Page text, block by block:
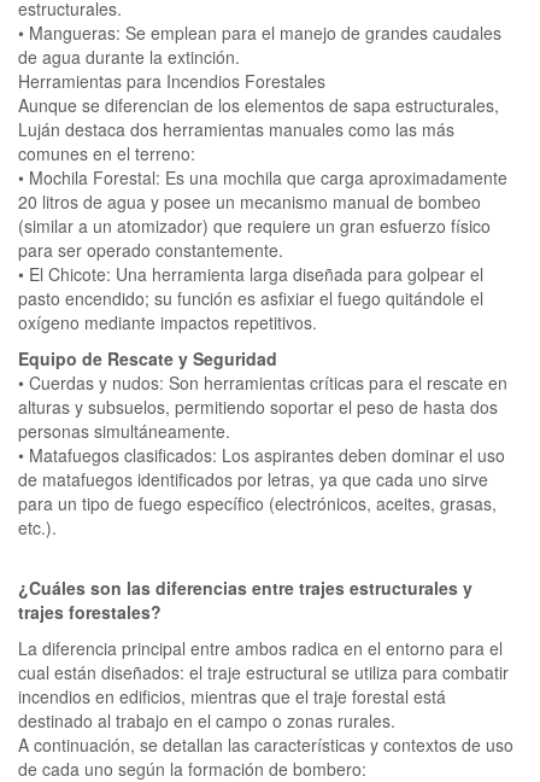
estructurales.
• Mangueras: Se emplean para el manejo de grandes caudales
de agua durante la extinción.
Herramientas para Incendios Forestales
Aunque se diferencian de los elementos de sapa estructurales,
Luján destaca dos herramientas manuales como las más
comunes en el terreno:
• Mochila Forestal: Es una mochila que carga aproximadamente
20 litros de agua y posee un mecanismo manual de bombeo
(similar a un atomizador) que requiere un gran esfuerzo físico
para ser operado constantemente.
• El Chicote: Una herramienta larga diseñada para golpear el
pasto encendido; su función es asfixiar el fuego quitándole el
oxígeno mediante impactos repetitivos.
Equipo de Rescate y Seguridad
• Cuerdas y nudos: Son herramientas críticas para el rescate en
alturas y subsuelos, permitiendo soportar el peso de hasta dos
personas simultáneamente.
• Matafuegos clasificados: Los aspirantes deben dominar el uso
de matafuegos identificados por letras, ya que cada uno sirve
para un tipo de fuego específico (electrónicos, aceites, grasas,
etc.).
¿Cuáles son las diferencias entre trajes estructurales y
trajes forestales?
La diferencia principal entre ambos radica en el entorno para el
cual están diseñados: el traje estructural se utiliza para combatir
incendios en edificios, mientras que el traje forestal está
destinado al trabajo en el campo o zonas rurales.
A continuación, se detallan las características y contextos de uso
de cada uno según la formación de bombero: